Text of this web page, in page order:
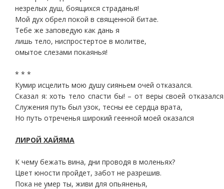
незрелых душ, боящихся страданья!
Мой дух обрел покой в священной битае.
Тебе же заповедую как дань я
лишь тело, ниспростертое в молитве,
омытое слезами покаянья!
* * *
Кумир исцелить мою душу сияньем очей отказался.
Сказал я: хоть тело спасти бы! – от веры своей
Служения путь был узок, тесны ее сердца врата,
Но путь отреченья широкий геенной моей оказался
ЛИРОЙ ХАЙЯМА
К чему бежать вина, дни проводя в моленьях?
Цвет юности пройдет, забот не разрешив.
Пока не умер ты, живи для опьяненья,